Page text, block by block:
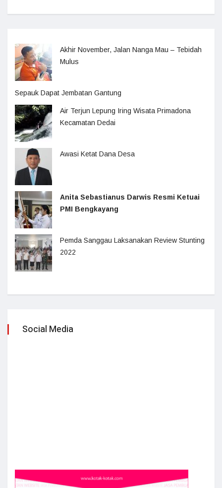
Akhir November, Jalan Nanga Mau – Tebidah
Mulus
Sepauk Dapat Jembatan Gantung
Air Terjun Lepung Iring Wisata Primadona
Kecamatan Dedai
Awasi Ketat Dana Desa
Anita Sebastianus Darwis Resmi Ketuai
PMI Bengkayang
Pemda Sanggau Laksanakan Review Stunting
2022
Social Media